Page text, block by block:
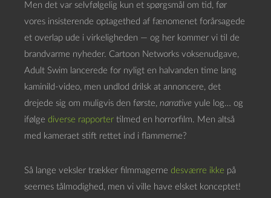
Men det var selvfølgelig kun et spørgsmål om tid, før
vores insisterende optagethed af fænomenet forårsagede
et overlap ude i virkeligheden — og her kommer vi til de
brandvarme nyheder. Cartoon Networks voksenudgave,
Adult Swim lancerede for nyligt en halvanden time lang
kaminild-video, men undlod drilsk at annoncere, det
drejede sig om muligvis den første, narrative yule log… og
ifølge diverse rapporter tilmed en horrorfilm. Men altså
med kameraet stift rettet ind i flammerne?
Så lange veksler trækker filmmagerne desværre ikke på
seernes tålmodighed, men vi ville have elsket konceptet!